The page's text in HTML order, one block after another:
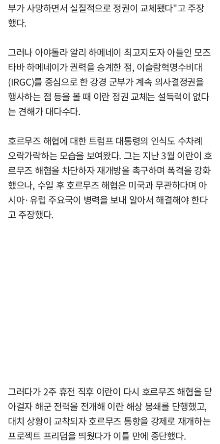
부가 사망하면서 실질적으로 정권이 교체됐다"고 주장
했다.
그러나 아야톨라 알리 하메네이 최고지도자 아들인 모즈
타바 하메네이가 권력을 승계한 점, 이슬람혁명수비대
(IRGC)를 중심으로 한 강경 군부가 계속 의사결정권을
행사하는 점 등을 볼 때 이란 정권 교체는 설득력이 없다
는 견해가 대다수다.
호르무즈 해협에 대한 트럼프 대통령의 인식도 수차례
오락가락하는 모습을 보여왔다. 그는 지난 3월 이란이 호
르무즈 해협을 차단하자 재개방을 촉구하며 폭격을 강화
했으나, 수일 후 호르무즈 해협은 미국과 무관하다며 아
시아·유럽 주요국이 병력을 보내 알아서 해결해야 한다
고 주장했다.
그러다가 2주 휴전 직후 이란이 다시 호르무즈 해협을 닫
아걸자 해군 전력을 전개해 이란 해상 봉쇄를 단행했고,
대치 상황이 교착되자 호르무즈 통항을 강제로 재개하는
프로젝트 프리덤을 띄웠다가 이틀 만에 중단했다.